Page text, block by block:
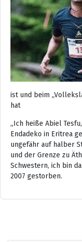
ist und beim
hat
„Ich heiße Abiel
Endadeko in Eritrea
ungefähr auf halber
und der Grenze zu
Schwestern, ich bin
2007 gestorben.